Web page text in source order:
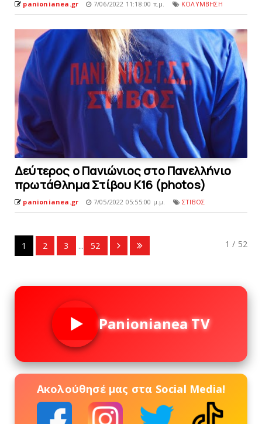
panionianea.gr 7/06/2022 11:18:00 π.μ. ΚΟΛΥΜΒΗΣΗ
Δεύτερος ο Πανιώνιος στο Πανελλήνιο
πρωτάθλημα Στίβου Κ16 (photos)
panionianea.gr 7/05/2022 05:55:00 μ.μ. ΣΤΙΒΟΣ
1 / 52
1 2 3 ... 52
Panionianea TV
Ακολούθησέ μας στα Social Media!